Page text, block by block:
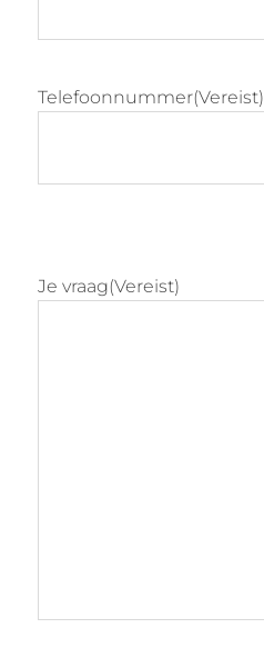
Telefoonnummer(Vereist)
Je vraag(Vereist)